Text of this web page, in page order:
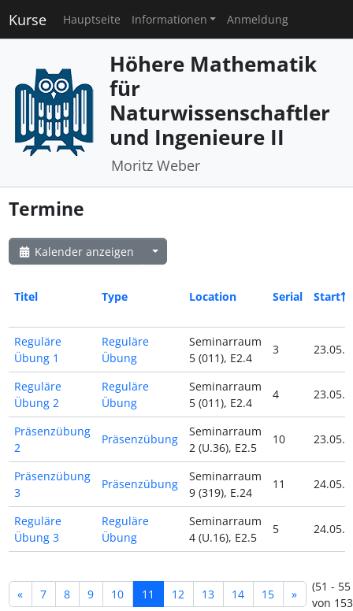
Kurse Hauptseite Informationen Anmeldung
Höhere Mathematik
für
Naturwissenschaftler
und Ingenieure II
Moritz Weber
Termine
Kalender anzeigen
Titel Type Location Serial Start
Reguläre
Übung 1
Reguläre
Übung
Seminarraum
5 (011), E2.4
3
Reguläre
Übung 2
Reguläre
Übung
Seminarraum
5 (011), E2.4
4
Präsenzübung
2
Präsenzübung
Seminarraum
2 (U.36), E2.5
10
Präsenzübung
3
Präsenzübung
Seminarraum
9 (319), E.24
11
Reguläre
Übung 3
Reguläre
Übung
Seminarraum
4 (U.16), E2.5
5
« 7 8 9 10 11 12 13 14 15 »
(51 - 55
von